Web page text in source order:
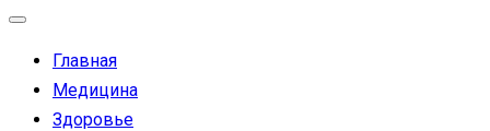
Главная
Медицина
Здоровье